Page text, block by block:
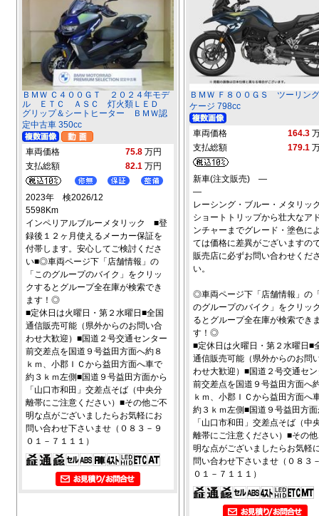
ＢＭＷ Ｃ４００ＧＴ ２０２４年モデ
ル ＥＴＣ ＡＳＣ 灯火類ＬＥＤ
グリップ＆シートヒーター ＢＭＷ認
定中古車 350cc
車両価格 75.8 万円
支払総額
82.1 万円
2023年 検2026/12
5598Km
インペリアルブルーメタリック ■登
録後１２ヶ月使えるメーカー保証を
付帯します。安心してご検討くださ
い■◎車両ページ下「店舗情報」の
「このグループのバイク」をクリッ
クするとグループ全在庫が検索でき
ます！◎
■定休日は火曜日・第２水曜日■全国
通信販売可能（県外からのお問い合
わせ大歓迎）■国道２号交通センター
前交差点を国道９号益田方面へ約８
ｋｍ、小郡ＩＣから益田方面へ車で
約３ｋｍ左側■国道９号益田方面から
「山口市和田」交差点そば（中央分
離帯にご注意ください）■その他ご不
明な点がございましたらお気軽にお
問い合わせ下さいませ（０８３－９
０１－７１１１）
ＢＭＷ Ｆ８００ＧＳ ツーリン
ケージ 798cc
車両価格 164.3
支払総額
179.1
新車(注文販売) ―
―
レーシング・ブルー・メタリ
ショートトリップから壮大なア
ンチャーまでグレード・塗色に
ては価格に差異がございますの
販売店に必ずお問い合わせくだ
い。
◎車両ページ下「店舗情報」の
のグループのバイク」をクリッ
るとグループ全在庫が検索でき
す！◎
■定休日は火曜日・第２水曜日■
通信販売可能（県外からのお問
わせ大歓迎）■国道２号交通セ
前交差点を国道９号益田方面へ
ｋｍ、小郡ＩＣから益田方面へ
約３ｋｍ左側■国道９号益田方
「山口市和田」交差点そば（中
離帯にご注意ください）■その
明な点がございましたらお気軽
問い合わせ下さいませ（０８３
０１－７１１１）